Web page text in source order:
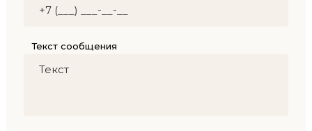
Текст сообщения